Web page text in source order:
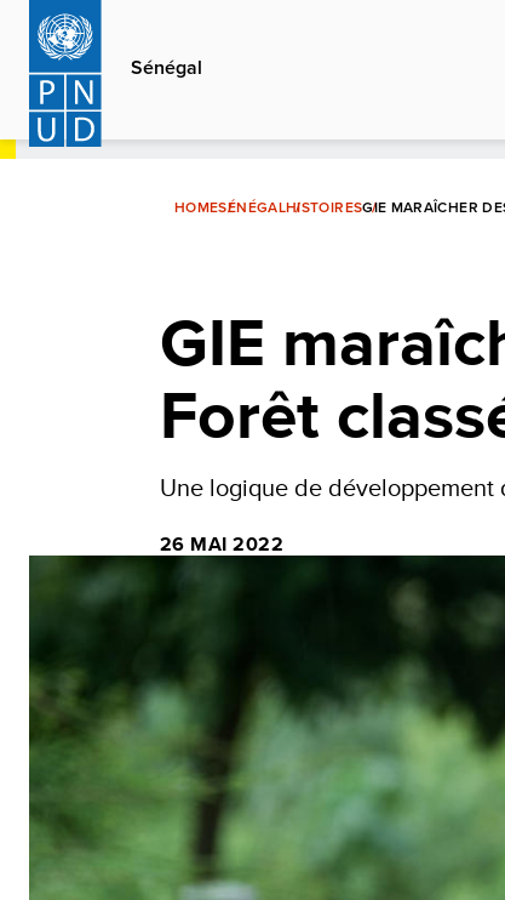
Aller
contenu
principal
Sénégal
HOMESÉNÉGALHISTOIRESGIE MARAÎCHER
GIE
Forêt
Une logique de
26 MAI 2022